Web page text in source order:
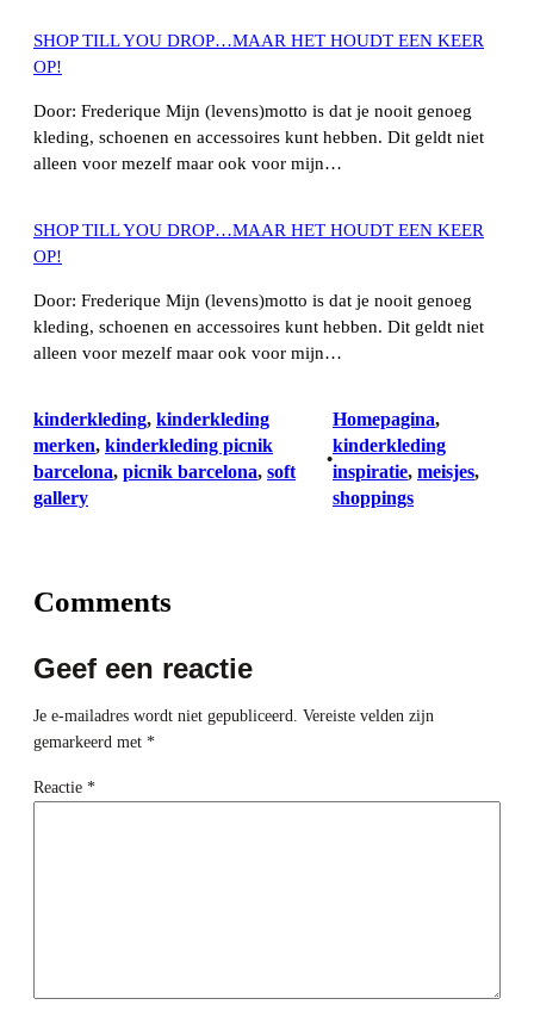
SHOP TILL YOU DROP…MAAR HET HOUDT EEN KEER
OP!
Door: Frederique Mijn (levens)motto is dat je nooit genoeg
kleding, schoenen en accessoires kunt hebben. Dit geldt niet
alleen voor mezelf maar ook voor mijn…
SHOP TILL YOU DROP…MAAR HET HOUDT EEN KEER
OP!
Door: Frederique Mijn (levens)motto is dat je nooit genoeg
kleding, schoenen en accessoires kunt hebben. Dit geldt niet
alleen voor mezelf maar ook voor mijn…
kinderkleding, kinderkleding
merken, kinderkleding picnik
barcelona, picnik barcelona, soft
gallery
•
Homepagina
kinderkleding
inspiratie, meisjes
shoppings
Comments
Geef een reactie
Je e-mailadres wordt niet gepubliceerd. Vereiste velden zijn
gemarkeerd met *
Reactie *